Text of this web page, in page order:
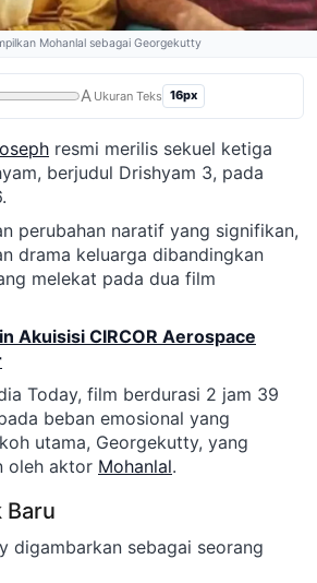
Mohanlal sebagai Georgekutty
A Ukuran Teks 16px
resmi merilis sekuel ketiga
berjudul Drishyam 3, pada
perubahan naratif yang signifikan,
drama keluarga dibandingkan
melekat pada dua film
Akuisisi CIRCOR Aerospace
Today, film berdurasi 2 jam 39
beban emosional yang
utama, Georgekutty, yang
oleh aktor Mohanlal.
Baru
digambarkan sebagai seorang